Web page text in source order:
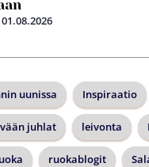
01.08.2026
uunissa Inspiraatio
juhlat leivonta
ruokablogit